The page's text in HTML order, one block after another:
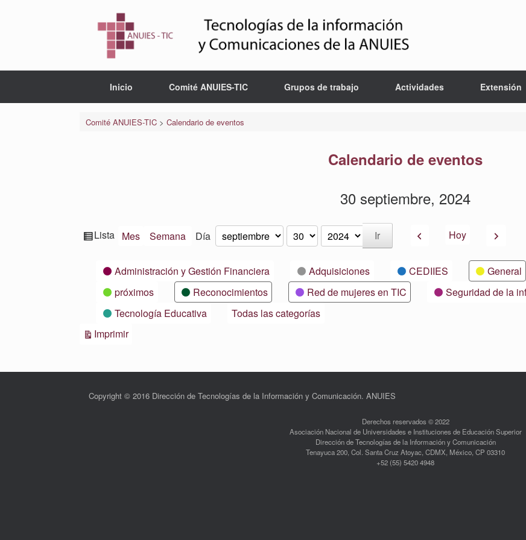
Inicio Comité ANUIES-TIC Grupos de trabajo Actividades Extensión
Comité ANUIES-TIC> Calendario de eventos
Calendario de eventos
30 septiembre, 2024
Ver
Lista Mes Semana Día Mes
Día
Año AnteriorHoy Siguiente
CategoríasAdministración y Gestión Financiera Adquisiciones CEDIIES General
próximos
Reconocimientos Red de mujeres en TIC Seguridad de la
Tecnología Educativa
Todas las categorías
ImprimirVistas
Copyright © 2016 Dirección de Tecnologías de la Información y Comunicación. ANUIES
Derechos reservados © 2022
Asociación Nacional de Universidades e Instituciones de Educación Superior
Dirección de Tecnologías de la Información y Comunicación
Tenayuca 200, Col. Santa Cruz Atoyac, CDMX, México, CP 03310
+52 (55) 5420 4948